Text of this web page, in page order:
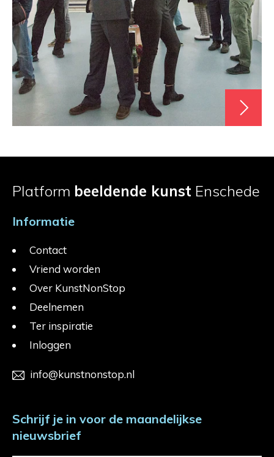
Platform beeldende kunst Enschede
Informatie
Contact
Vriend worden
Over KunstNonStop
Deelnemen
Ter inspiratie
Inloggen
info@kunstnonstop.nl
Schrijf je in voor de maandelijkse
nieuwsbrief